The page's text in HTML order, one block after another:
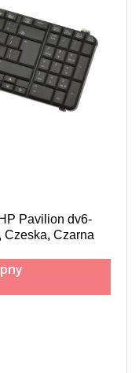
Pavilion dv6-
Czeska, Czarna